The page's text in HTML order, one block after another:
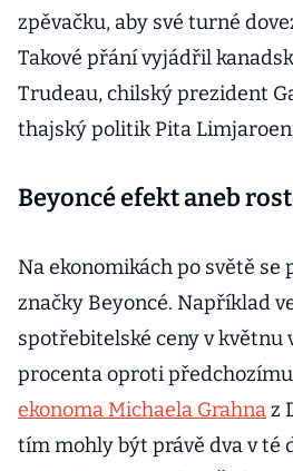
zpěvačku, aby své turné
Takové přání vyjádřil
Trudeau, chilský prezident
thajský politik Pita
Beyoncé efekt aneb
Na ekonomikách po světě se
značky Beyoncé. Například
spotřebitelské ceny v květnu
procenta oproti
ekonoma Michaela Grahnaz
tím mohly být právě dva v té